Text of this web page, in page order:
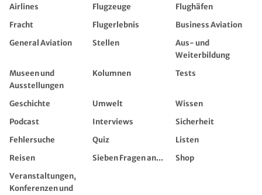
Airlines Flugzeuge
Flughäfen
Fracht
Flugerlebnis
Business Aviation
General Aviation
Stellen
Aus- und
Weiterbildung
Museen und
Ausstellungen
Kolumnen Tests
Geschichte Umwelt
Wissen
Podcast
Interviews
Sicherheit
Fehlersuche
Quiz
Listen
Reisen
Sieben Fragen an...
Shop
Veranstaltungen,
Konferenzen und